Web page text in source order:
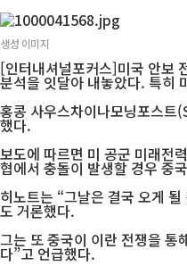
생성 이미지
[인터내셔널포커스]미국 안보
분석을 잇달아 내놓았다. 특히
홍콩 사우스차이나모닝포스트
했다.
보도에 따르면 미 공군 미래전
협에서 충돌이 발생할 경우 중
히노트는 “그날은 결국 오게
도 거론했다.
그는 또 중국이 이란 전쟁을 통
다”고 언급했다.